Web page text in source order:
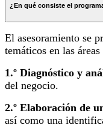
¿En qué consiste el
El asesoramiento se
temáticos en las
1.º Diagnóstico y
del negocio.
2.º Elaboración de
así como una